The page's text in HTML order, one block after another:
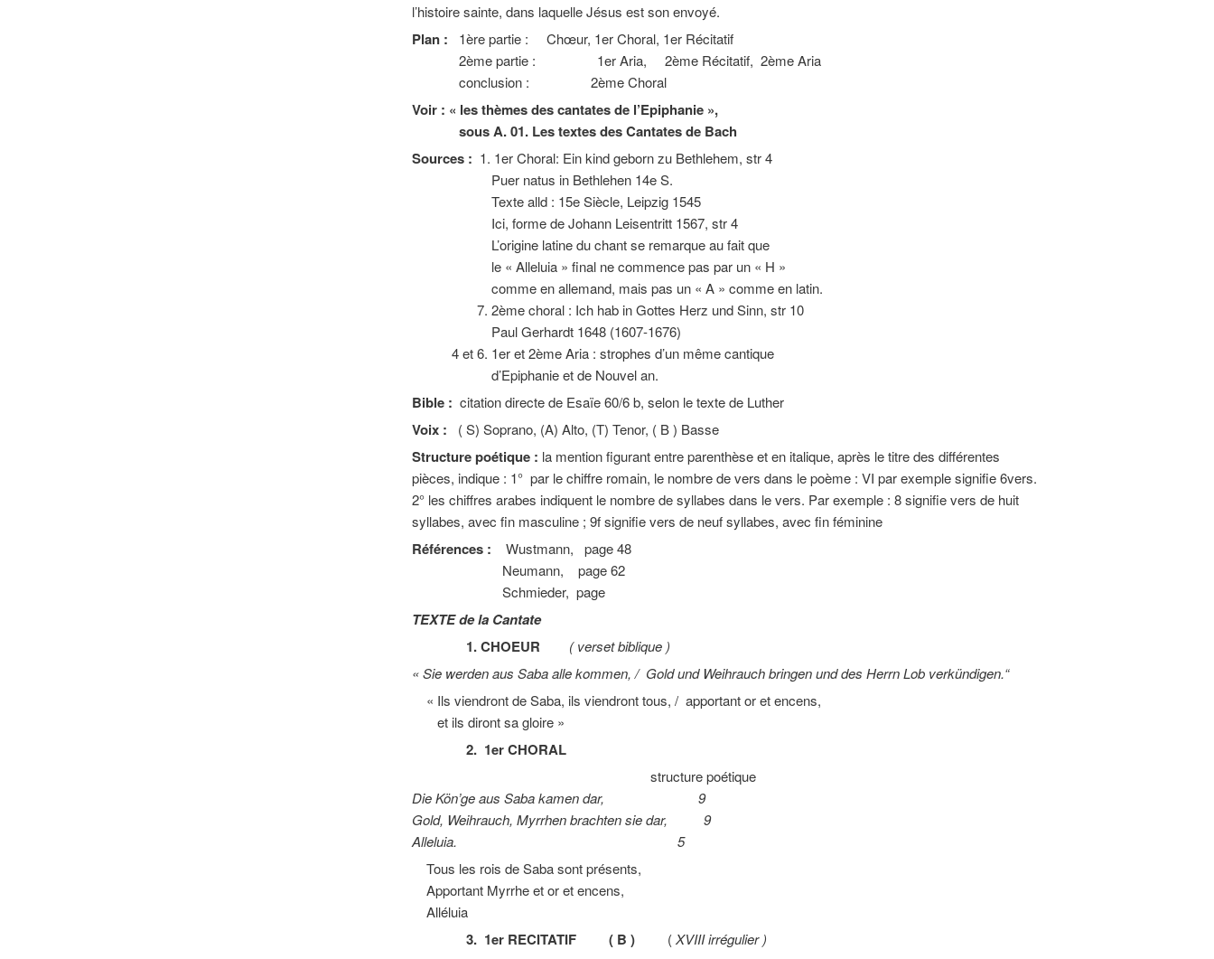
l’histoire sainte, dans laquelle Jésus est son envoyé.
Plan : 1ère partie : Chœur, 1er Choral, 1er Récitatif
2ème partie : 1er Aria, 2ème Récitatif, 2ème Aria
conclusion : 2ème Choral
Voir : « les thèmes des cantates de l’Epiphanie »,
sous A. 01. Les textes des Cantates de Bach
Sources : 1. 1er Choral: Ein kind geborn zu Bethlehem, str 4
Puer natus in Bethlehen 14e S.
Texte alld : 15e Siècle, Leipzig 1545
Ici, forme de Johann Leisentritt 1567, str 4
L’origine latine du chant se remarque au fait que
le « Alleluia » final ne commence pas par un « H »
comme en allemand, mais pas un « A » comme en latin.
7. 2ème choral : Ich hab in Gottes Herz und Sinn, str 10
Paul Gerhardt 1648 (1607-1676)
4 et 6. 1er et 2ème Aria : strophes d’un même cantique
d’Epiphanie et de Nouvel an.
Bible : citation directe de Esaïe 60/6 b, selon le texte de Luther
Voix : ( S) Soprano, (A) Alto, (T) Tenor, ( B ) Basse
Structure poétique : la mention figurant entre parenthèse et en italique, après le titre des différentes
pièces, indique : 1° par le chiffre romain, le nombre de vers dans le poème : VI par exemple signifie 6vers.
2° les chiffres arabes indiquent le nombre de syllabes dans le vers. Par exemple : 8 signifie vers de huit
syllabes, avec fin masculine ; 9f signifie vers de neuf syllabes, avec fin féminine
Références : Wustmann, page 48
Neumann, page 62
Schmieder, page
TEXTE de la Cantate
1. CHOEUR
( verset biblique )
« Sie werden aus Saba alle kommen, / Gold und Weihrauch bringen und des Herrn Lob verkündigen.“
« Ils viendront de Saba, ils viendront tous, / apportant or et encens,
et ils diront sa gloire »
2. 1er CHORAL
structure poétique
Die Kön’ge aus Saba kamen dar, 9
Gold, Weihrauch, Myrrhen brachten sie dar, 9
Alleluia. 5
Tous les rois de Saba sont présents,
Apportant Myrrhe et or et encens,
Alléluia
3. 1er RECITATIF ( B ) (XVIII irrégulier )